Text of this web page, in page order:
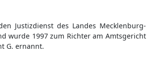
Justizdienst des Landes Mecklenburg-
wurde 1997 zum Richter am Amtsgericht
G. ernannt.